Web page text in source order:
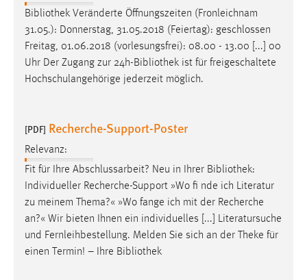
Bibliothek Veränderte Öffnungszeiten (Fronleichnam
31.05.): Donnerstag, 31.05.2018 (Feiertag): geschlossen
Freitag, 01.06.2018 (vorlesungsfrei): 08.00 - 13.00 [...] 00
Uhr Der Zugang zur 24h-Bibliothek ist für freigeschaltete
Hochschulangehörige jederzeit möglich.
[PDF] Recherche-Support-Poster
Relevanz:
Fit für Ihre Abschlussarbeit? Neu in Ihrer Bibliothek:
Individueller Recherche-Support »Wo fi nde ich Literatur
zu meinem Thema?« »Wo fange ich mit der Recherche
an?« Wir bieten Ihnen ein individuelles [...] Literatursuche
und Fernleihbestellung. Melden Sie sich an der Theke für
einen Termin! – Ihre Bibliothek